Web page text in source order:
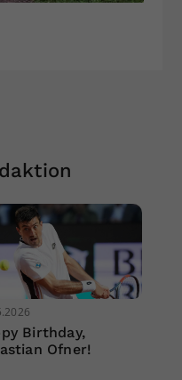
Birthday,
Ofner!